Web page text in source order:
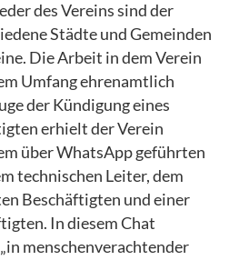
des Vereins sind der
Städte und Gemeinden
Die Arbeit in dem Verein
Umfang ehrenamtlich
der Kündigung eines
erhielt der Verein
über WhatsApp geführten
technischen Leiter, dem
Beschäftigten und einer
In diesem Chat
menschenverachtender